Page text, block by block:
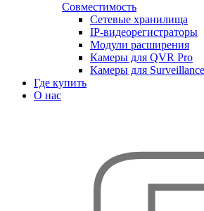
Совместимость
Сетевые хранилища
IP-видеорегистраторы
Модули расширения
Камеры для QVR Pro
Камеры для
Где купить
О нас